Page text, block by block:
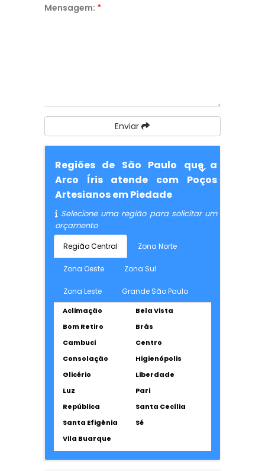
Mensagem: *
Enviar
Regiões de São Paulo que a
Arco Íris atende com Poços
Artesianos em Piedade
Selecione uma região para solicitar um
orçamento
Região Central Zona Norte
Zona Oeste Zona Sul
Zona Leste Grande São Paulo
Aclimação
Bela Vista
Bom Retiro
Brás
Cambuci
Centro
Consolação
Higienópolis
Glicério
Liberdade
Luz
Pari
República
Santa Cecília
Santa Efigênia
Sé
Vila Buarque